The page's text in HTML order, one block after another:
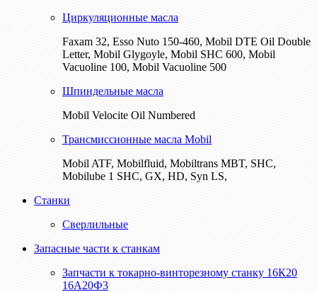
Циркуляционные масла
Faxam 32, Esso Nuto 150-460, Mobil DTE Oil Double
Letter, Mobil Glygoyle, Mobil SHC 600, Mobil
Vacuoline 100, Mobil Vacuoline 500
Шпиндельные масла
Mobil Velocite Oil Numbered
Трансмиссионные масла Mobil
Mobil ATF, Mobilfluid, Mobiltrans MBT, SHC,
Mobilube 1 SHC, GX, HD, Syn LS,
Станки
Сверлильные
Запасные части к станкам
Запчасти к токарно-винторезному станку 16К20
16А20Ф3